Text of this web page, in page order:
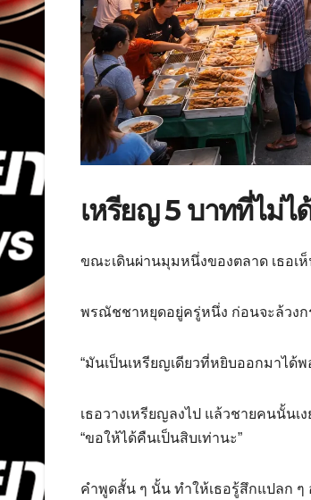
เหรียญ 5 บาทที่ไม่ไ
ขณะเดินผ่านมุมหนึ่งของตลาด เธอเ
พรณัชชาหยุดอยู่ครู่หนึ่ง ก่อนจะล้วงก
“มันเป็นเหรียญเดียวที่หยิบออกมาได้
เธอวางเหรียญลงไป แล้วชายคนนั้น
“ขอให้ได้คืนเป็นสิบเท่านะ”
คำพูดสั้น ๆ นั้น ทำให้เธอรู้สึกแปลก ๆ